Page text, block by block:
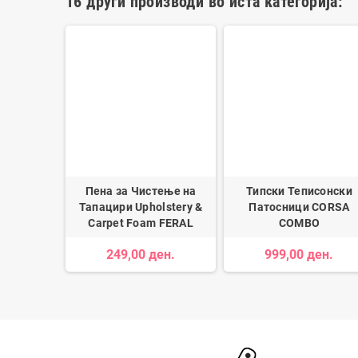
Пена за Чистење на
Тапацири Upholstery &
Carpet Foam FERAL
249,00 ден.
Типски Теписонски
Патосници CORSA
COMBO
999,00 ден.